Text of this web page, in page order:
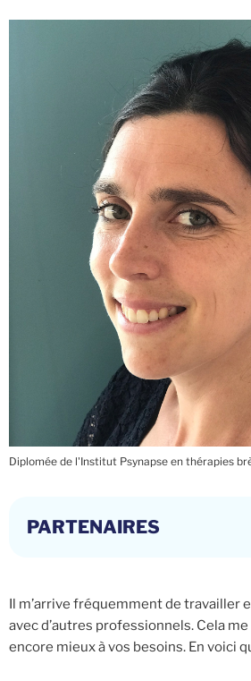
Diplomée de l'Institut Psynapse en thérapies
PARTENAIRES
Il m’arrive fréquemment de travailler
avec d’autres professionnels. Cela
encore mieux à vos besoins. En voici